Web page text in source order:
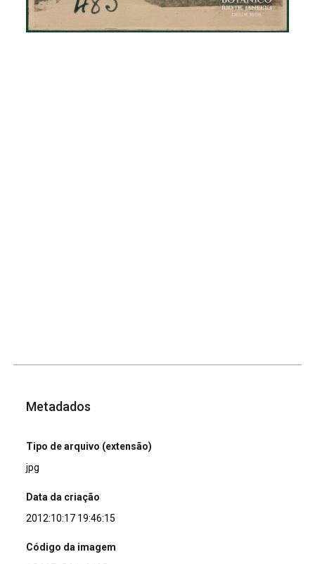
Metadados
Tipo de arquivo (extensão)
jpg
Data da criação
2012:10:17 19:46:15
Código da imagem